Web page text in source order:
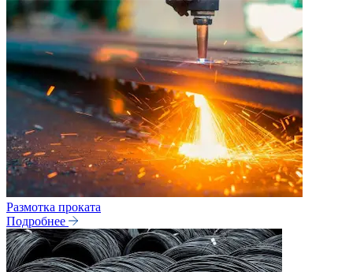
Размотка проката
Подробнее